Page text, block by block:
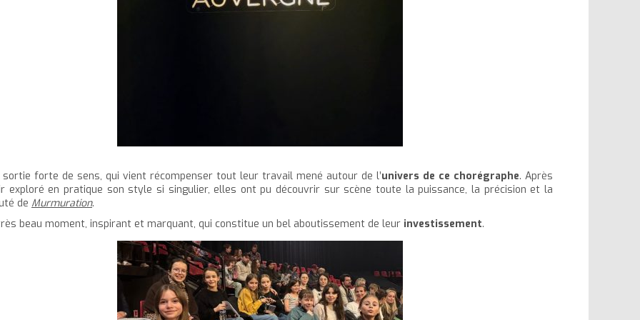
sortie forte de sens, qui vient récompenser tout leur travail mené autour de l’univers de ce chorégraphe. Après
exploré en pratique son style si singulier, elles ont pu découvrir sur scène toute la puissance, la précision et la
de Murmuration.
beau moment, inspirant et marquant, qui constitue un bel aboutissement de leur investissement.